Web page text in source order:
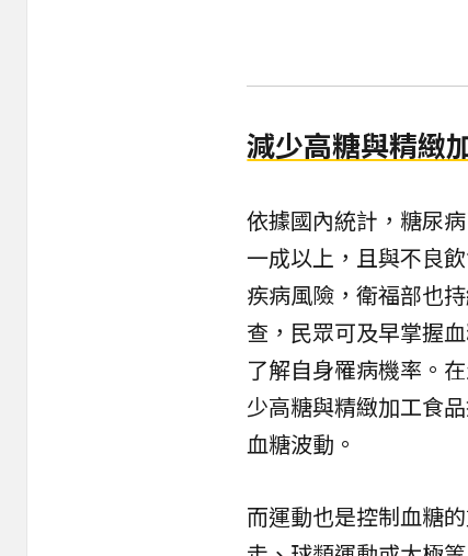
減少高糖與精緻
依據國內統計，糖尿
一成以上，且與不良
疾病風險，衛福部也
查，民眾可及早掌握
了解自身罹病機率。
少高糖與精緻加工食
血糖波動。
而運動也是控制血糖